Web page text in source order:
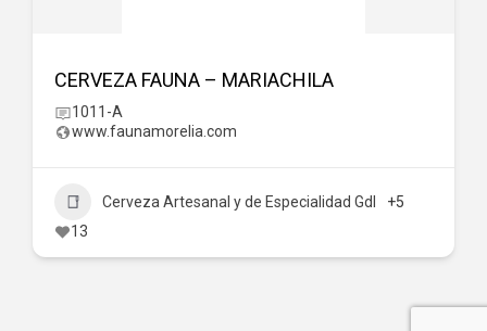
CERVEZA FAUNA – MARIACHILA
1011-A
www.faunamorelia.com
Cerveza Artesanal y de Especialidad Gdl
+5
13